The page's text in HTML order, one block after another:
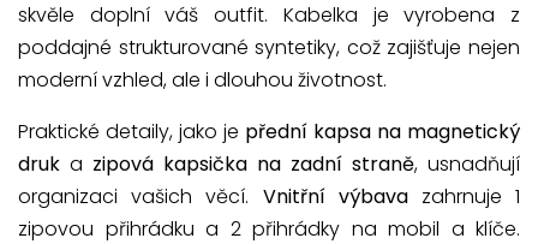
skvěle doplní váš outfit. Kabelka je vyrobena z
poddajné strukturované syntetiky, což zajišťuje nejen
moderní vzhled, ale i dlouhou životnost.
Praktické detaily, jako je přední kapsa na magnetický
druk a zipová kapsička na zadní straně, usnadňují
organizaci vašich věcí. Vnitřní výbavazahrnuje 1
zipovou přihrádku a 2 přihrádky na mobil a klíče.